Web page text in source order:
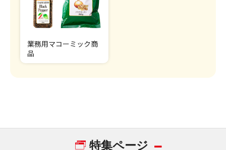
業務用マコーミック商
品
特集ページ